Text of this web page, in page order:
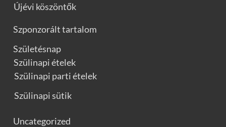
Újévi köszöntők
Szponzorált tartalom
Születésnap
Szülinapi ételek
Szülinapi parti ételek
Szülinapi sütik
Uncategorized